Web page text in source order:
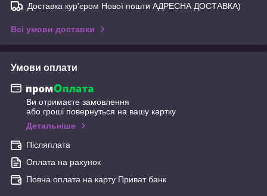
Доставка кур'єром Нової пошти АДРЕСНА ДОСТАВКА)
Всі умови доставки
Умови оплати
Ви отримаєте замовлення
або гроші повернуться на вашу картку
Детальніше
Післяплата
Оплата на рахунок
Повна оплата на карту Приват банк